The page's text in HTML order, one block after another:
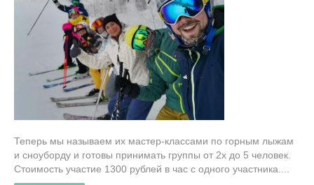
Теперь мы называем их мастер-классами по горным лыжам
и сноуборду и готовы принимать группы от 2х до 5 человек.
Стоимость участие 1300 рублей в час с одного участника....